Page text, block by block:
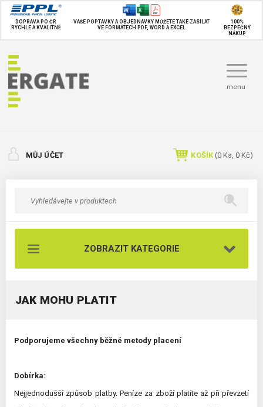
DOPRAVA PO ČR
RYCHLE A KVALITNĚ
VAŠE POPTÁVKY A OBJEDNÁVKY MŮŽETE TAKÉ ZASÍLAT
VE FORMÁTECH PDF, WORD A EXCEL
100%
BEZPEČNÝ
NÁKUP
menu
MŮJ ÚČET KOŠÍK (0 Ks, 0 Kč)
ZOBRAZIT KATEGORIE
JAK MOHU PLATIT
Podporujeme všechny běžné metody placení
Dobírka:
Nejjednodušší způsob platby. Peníze za zboží platíte až při převzetí